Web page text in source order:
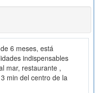
6 meses, está
indispensables
mar, restaurante ,
min del centro de la